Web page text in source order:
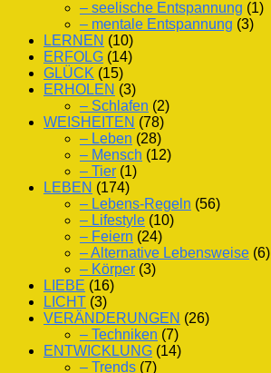
– seelische Entspannung (1)
– mentale Entspannung (3)
LERNEN (10)
ERFOLG (14)
GLÜCK (15)
ERHOLEN (3)
– Schlafen (2)
WEISHEITEN (78)
– Leben (28)
– Mensch (12)
– Tier (1)
LEBEN (174)
– Lebens-Regeln (56)
– Lifestyle (10)
– Feiern (24)
– Alternative Lebensweise (6)
– Körper (3)
LIEBE (16)
LICHT (3)
VERÄNDERUNGEN (26)
– Techniken (7)
ENTWICKLUNG (14)
– Trends (7)